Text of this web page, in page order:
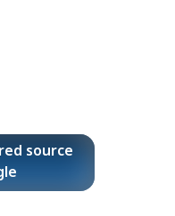
source